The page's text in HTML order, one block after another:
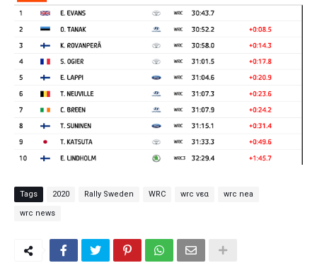
Tags 2020 Rally Sweden WRC wrc νεα wrc nea
wrc news